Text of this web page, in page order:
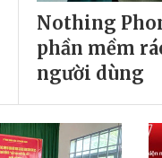
Nothing
phần mềm
người dùng